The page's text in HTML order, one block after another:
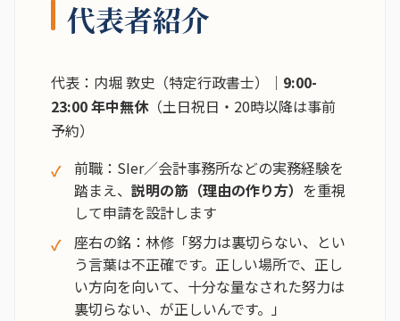
代表者紹介
代表：内堀 敦史（特定行政書士）｜ 9:00-
23:00 年中無休（土日祝日・20時以降は事前
予約）
前職：SIer／会計事務所などの実務経験を
踏まえ、 説明の筋（理由の作り方） を重視
して申請を設計します
座右の銘：林修「努力は裏切らない、とい
う言葉は不正確です。正しい場所で、正し
い方向を向いて、十分な量なされた努力は
裏切らない、が正しいんです。」